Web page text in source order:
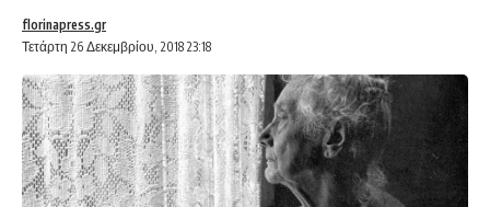
Τετάρτη 26 Δεκεμβρίου, 2018 23:18
florinapress.gr